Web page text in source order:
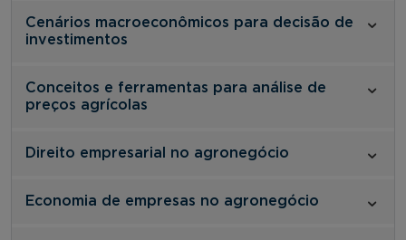
Cenários macroeconômicos para decisão de
investimentos
Conceitos e ferramentas para análise de
preços agrícolas
Direito empresarial no agronegócio
Economia de empresas no agronegócio